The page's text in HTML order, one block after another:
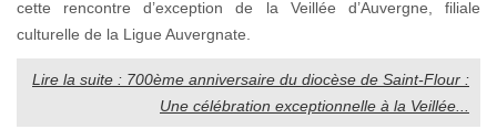
cette rencontre d’exception de la Veillée d’Auvergne, filiale
culturelle de la Ligue Auvergnate.
Lire la suite : 700ème anniversaire du diocèse de Saint-Flour :
Une célébration exceptionnelle à la Veillée...